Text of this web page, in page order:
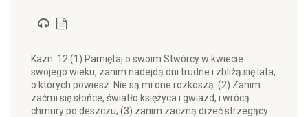
Kazn. 12 (1) Pamiętaj o swoim Stwórcy w kwiecie
swojego wieku, zanim nadejdą dni trudne i zbliżą się lata,
o których powiesz: Nie są mi one rozkoszą. (2) Zanim
zaćmi się słońce, światło księżyca i gwiazd, i wrócą
chmury po deszczu; (3) zanim zaczną drżeć strzegący